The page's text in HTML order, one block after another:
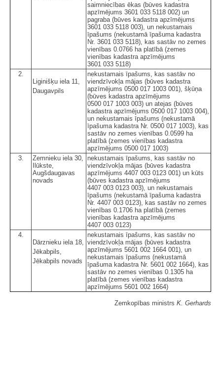
saimniecības ēkas (būves kadastra
apzīmējums 3601 033 5118 002) un
pagraba (būves kadastra apzīmējums
3601 033 5118 003), un nekustamais
īpašums (nekustamā īpašuma kadastra
Nr. 3601 033 5118), kas sastāv no zemes
vienības 0.0766 ha platībā (zemes
vienības kadastra apzīmējums
3601 033 5118)
2.
Liginišķu iela 11,
Daugavpils
nekustamais īpašums, kas sastāv no
viendzīvokļa mājas (būves kadastra
apzīmējums 0500 017 1003 001), šķūņa
(būves kadastra apzīmējums
0500 017 1003 003) un atejas (būves
kadastra apzīmējums 0500 017 1003 004),
un nekustamais īpašums (nekustamā
īpašuma kadastra Nr. 0500 017 1003), kas
sastāv no zemes vienības 0.0599 ha
platībā (zemes vienības kadastra
apzīmējums 0500 017 1003)
3.
Zemnieku iela 30,
Ilūkste,
Augšdaugavas
novads
nekustamais īpašums, kas sastāv no
viendzīvokļa mājas (būves kadastra
apzīmējums 4407 003 0123 001) un kūts
(būves kadastra apzīmējums
4407 003 0123 003), un nekustamais
īpašums (nekustamā īpašuma kadastra
Nr. 4407 003 0123), kas sastāv no zemes
vienības 0.1706 ha platībā (zemes
vienības kadastra apzīmējums
4407 003 0123)
4.
Dārznieku iela 18,
Jēkabpils,
Jēkabpils novads
nekustamais īpašums, kas sastāv no
viendzīvokļa mājas (būves kadastra
apzīmējums 5601 002 1664 001), un
nekustamais īpašums (nekustamā
īpašuma kadastra Nr. 5601 002 1664), kas
sastāv no zemes vienības 0.1305 ha
platībā (zemes vienības kadastra
apzīmējums 5601 002 1664)
Zemkopības ministrs K. Gerhards